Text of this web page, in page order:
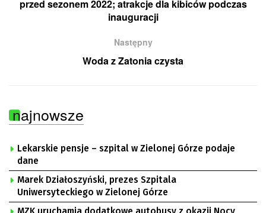
przed sezonem 2022; atrakcje dla kibiców podczas
inauguracji
Następny
Woda z Zatonia czysta
najnowsze
Lekarskie pensje – szpital w Zielonej Górze podaje
dane
Marek Działoszyński, prezes Szpitala
Uniwersyteckiego w Zielonej Górze